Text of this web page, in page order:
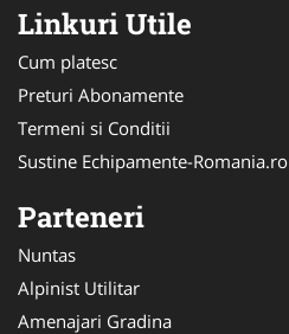
Linkuri Utile
Cum platesc
Preturi Abonamente
Termeni si Conditii
Sustine Echipamente-Romania.ro
Parteneri
Nuntas
Alpinist Utilitar
Amenajari Gradina